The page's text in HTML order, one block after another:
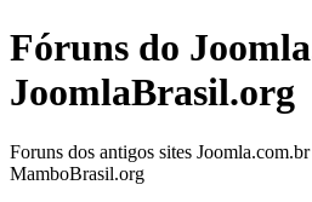
Fóruns do
JoomlaBrasil.org
Foruns dos antigos sites
MamboBrasil.org